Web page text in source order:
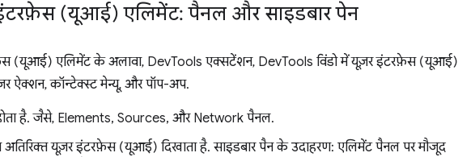
(यूआई) एलिमेंट: पैनल और साइडबार पेन
(यूआई) एलिमेंट के अलावा, DevTools एक्सटेंशन, DevTools विंडो में यूज़र इंटरफ़ेस (यूआई)
ऐक्शन, कॉन्टेक्स्ट मेन्यू, और पॉप-अप.
है. जैसे, Elements, Sources, और Network पैनल.
यूज़र इंटरफ़ेस (यूआई) दिखाता है. साइडबार पैन के उदाहरण: एलिमेंट पैनल पर मौजूद